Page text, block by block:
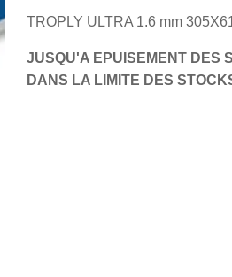
TROPLY ULTRA 1.6 mm
JUSQU'A EPUISEMENT DES
DANS LA LIMITE DES